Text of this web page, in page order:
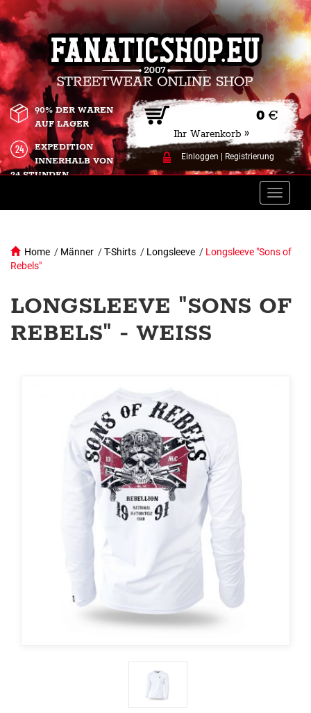
0 €
Ihr Warenkorb »
Einloggen Registrierung
90% DER WAREN
AUF LAGER
EXPEDITION
INNERHALB VON
24 STUNDEN.
Toggle
Home / Männer /T-Shirts / Longsleeve / Longsleeve "Sons of
Rebels"
LONGSLEEVE "SONS OF
REBELS" - WEISS